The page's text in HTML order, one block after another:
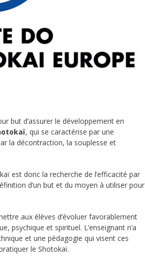
but d’assurer le développement en
, qui se caractérise par une
la décontraction, la souplesse et
est donc la recherche de l’efficacité par
d’un but et du moyen à utiliser pour
aux élèves d’évoluer favorablement
psychique et spirituel. L’enseignant n’a
et une pédagogie qui visent ces
le Shotokaï.